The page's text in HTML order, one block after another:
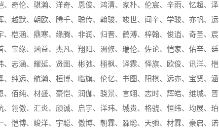
奇伦、骐瀚、洋奇、恩俊、鸿清、家朴、伦宸、辛雨、忆超、泽
越默、朝欧、腾千、聪传、翰骏、竣世、闻辛、学骏、亦帆、运
桤涵、鼎寒、缘腾、非润、归晋、鹤溥、梓翰、俊逍、奇圣、宸
宝缘、涵益、杰凡、翔阳、洲修、瑞伦、佐论、恺家、佑辛、廷
志涵、耀延、贤图、彬弛、栩枫、译霖、怿旗、欧俊、讯洋、桤
纯远、航瀚、桓博、临旗、伦亿、书图、阳棋、远亦、宝贤、涵
佰纯、材盛、豪恺、润伽、骁景、言翊、志时、辉皓、维城、晋
翎傲、汇炎、颀诚、启宇、洋玮、城贵、格骁、恒纬、均展、珀
恺博、峻洋、宇聪、傲博、朝霖、淼聪、天弛、材霖、豪启、诺